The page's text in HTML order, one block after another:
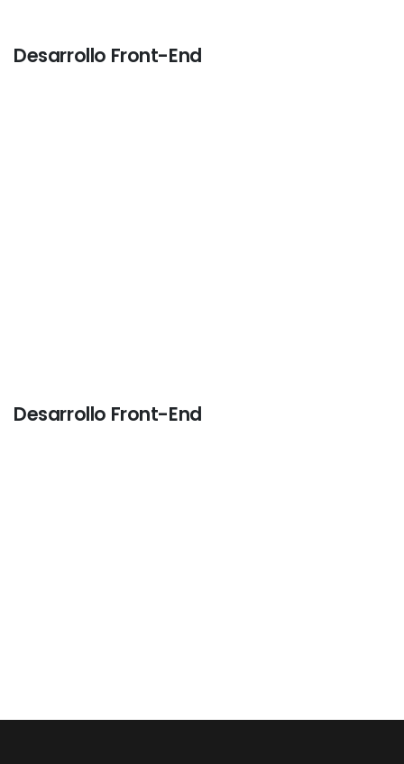
Desarrollo Front-End
Desarrollo Front-End